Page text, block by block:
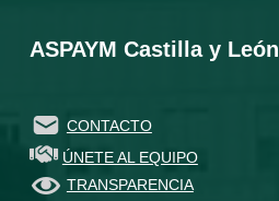
ASPAYM Castilla y León
CONTACTO
ÚNETE AL EQUIPO
TRANSPARENCIA